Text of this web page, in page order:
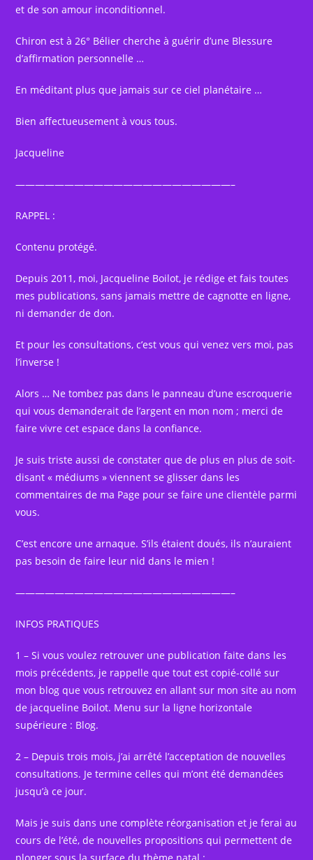
et de son amour inconditionnel.
Chiron est à 26° Bélier cherche à guérir d’une Blessure
d’affirmation personnelle …
En méditant plus que jamais sur ce ciel planétaire …
Bien affectueusement à vous tous.
Jacqueline
——————————————————————–
RAPPEL :
Contenu protégé.
Depuis 2011, moi, Jacqueline Boilot, je rédige et fais toutes
mes publications, sans jamais mettre de cagnotte en ligne,
ni demander de don.
Et pour les consultations, c’est vous qui venez vers moi, pas
l’inverse !
Alors … Ne tombez pas dans le panneau d’une escroquerie
qui vous demanderait de l’argent en mon nom ; merci de
faire vivre cet espace dans la confiance.
Je suis triste aussi de constater que de plus en plus de soit-
disant « médiums » viennent se glisser dans les
commentaires de ma Page pour se faire une clientèle parmi
vous.
C’est encore une arnaque. S’ils étaient doués, ils n’auraient
pas besoin de faire leur nid dans le mien !
——————————————————————–
INFOS PRATIQUES
1 – Si vous voulez retrouver une publication faite dans les
mois précédents, je rappelle que tout est copié-collé sur
mon blog que vous retrouvez en allant sur mon site au nom
de jacqueline Boilot. Menu sur la ligne horizontale
supérieure : Blog.
2 – Depuis trois mois, j’ai arrêté l’acceptation de nouvelles
consultations. Je termine celles qui m’ont été demandées
jusqu’à ce jour.
Mais je suis dans une complète réorganisation et je ferai au
cours de l’été, de nouvelles propositions qui permettent de
plonger sous la surface du thème natal :